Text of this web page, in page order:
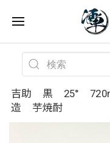
吉助 黒 25°
造 芋焼酎